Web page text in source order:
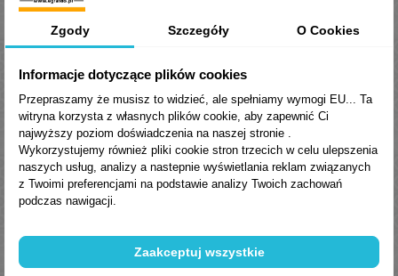
przekłada się na łagodniejszy zapach oraz wyższy komfort pracy.
Produkt posiada bardzo dobre właściwości rozpuszczające,
jednocześnie będąc bardziej bezpiecznym w użytkowaniu niż...
89,25 zł Brutto
Zgody Szczegóły O Cookies
Informacje dotyczące plików cookies
Przepraszamy że musisz to widzieć, ale spełniamy wymogi EU... Ta
witryna korzysta z własnych plików cookie, aby zapewnić Ci
najwyższy poziom doświadczenia na naszej stronie .
Wykorzystujemy również pliki cookie stron trzecich w celu ulepszenia
naszych usług, analizy a nastepnie wyświetlania reklam związanych
z Twoimi preferencjami na podstawie analizy Twoich zachowań
podczas nawigacji.
Zaakceptuj wszystkie